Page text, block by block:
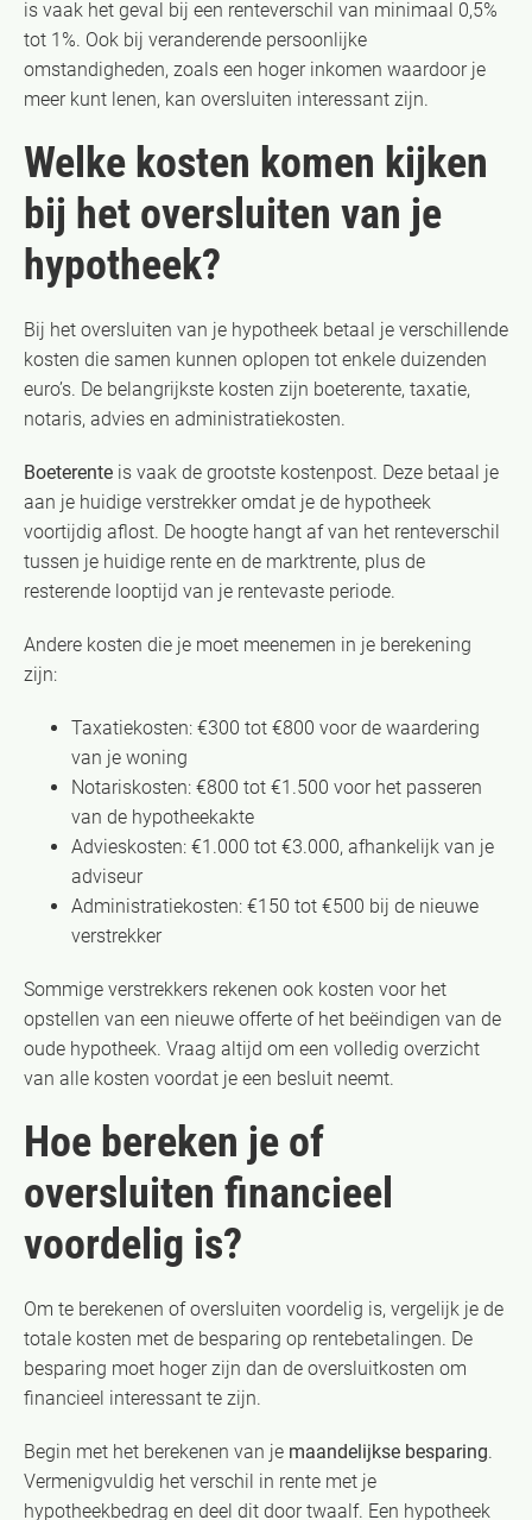
is vaak het geval bij een renteverschil van minimaal 0,5%
tot 1%. Ook bij veranderende persoonlijke
omstandigheden, zoals een hoger inkomen waardoor je
meer kunt lenen, kan oversluiten interessant zijn.
Welke kosten komen kijken
bij het oversluiten van je
hypotheek?
Bij het oversluiten van je hypotheek betaal je verschillende
kosten die samen kunnen oplopen tot enkele duizenden
euro’s. De belangrijkste kosten zijn boeterente, taxatie,
notaris, advies en administratiekosten.
Boeterente is vaak de grootste kostenpost. Deze betaal je
aan je huidige verstrekker omdat je de hypotheek
voortijdig aflost. De hoogte hangt af van het renteverschil
tussen je huidige rente en de marktrente, plus de
resterende looptijd van je rentevaste periode.
Andere kosten die je moet meenemen in je berekening
zijn:
Taxatiekosten: €300 tot €800 voor de waardering
van je woning
Notariskosten: €800 tot €1.500 voor het passeren
van de hypotheekakte
Advieskosten: €1.000 tot €3.000, afhankelijk van je
adviseur
Administratiekosten: €150 tot €500 bij de nieuwe
verstrekker
Sommige verstrekkers rekenen ook kosten voor het
opstellen van een nieuwe offerte of het beëindigen van de
oude hypotheek. Vraag altijd om een volledig overzicht
van alle kosten voordat je een besluit neemt.
Hoe bereken je of
oversluiten financieel
voordelig is?
Om te berekenen of oversluiten voordelig is, vergelijk je de
totale kosten met de besparing op rentebetalingen. De
besparing moet hoger zijn dan de oversluitkosten om
financieel interessant te zijn.
Begin met het berekenen van je maandelijkse besparing.
Vermenigvuldig het verschil in rente met je
hypotheekbedrag en deel dit door twaalf. Een hypotheek